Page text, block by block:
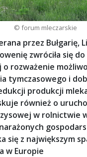
© forum mleczarskie
przez Bułgarię,
zwróciła się
o rozważenie
tymczasowego i
produkcji
również o
w rolnictwie
się z największym
w Europie